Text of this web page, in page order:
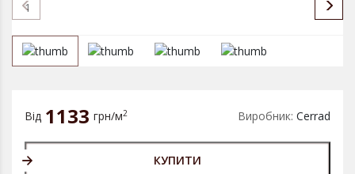
Від 1133 грн/м2 Виробник: Cerrad
КУПИТИ